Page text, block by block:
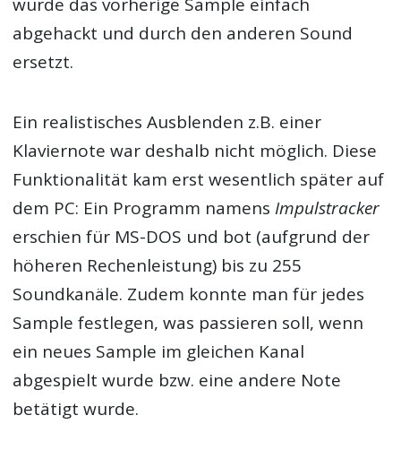
wurde das vorherige Sample einfach
abgehackt und durch den anderen Sound
ersetzt.
Ein realistisches Ausblenden z.B. einer
Klaviernote war deshalb nicht möglich. Diese
Funktionalität kam erst wesentlich später auf
dem PC: Ein Programm namens Impulstracker
erschien für MS-DOS und bot (aufgrund der
höheren Rechenleistung) bis zu 255
Soundkanäle. Zudem konnte man für jedes
Sample festlegen, was passieren soll, wenn
ein neues Sample im gleichen Kanal
abgespielt wurde bzw. eine andere Note
betätigt wurde.